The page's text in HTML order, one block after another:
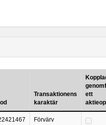
Transaktionens
karaktär
ett
Förvärv